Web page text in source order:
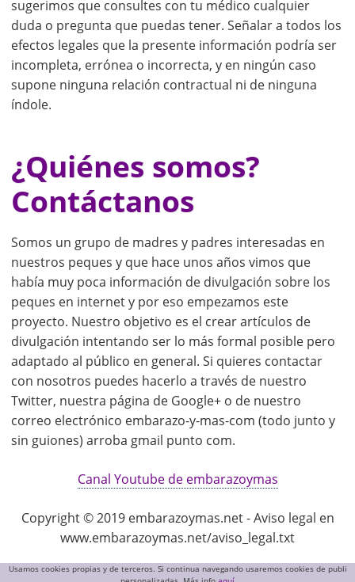
Usamos cookies propias y de terceros. Si continua navegando usaremos cookies de publi
sugerimos que consultes con tu médico cualquier
duda o pregunta que puedas tener. Señalar a todos los
efectos legales que la presente información podría ser
incompleta, errónea o incorrecta, y en ningún caso
supone ninguna relación contractual ni de ninguna
índole.
¿Quiénes somos?
Contáctanos
Somos un grupo de madres y padres interesadas en
nuestros peques y que hace unos años vimos que
había muy poca información de divulgación sobre los
peques en internet y por eso empezamos este
proyecto. Nuestro objetivo es el crear artículos de
divulgación intentando ser lo más formal posible pero
adaptado al público en general. Si quieres contactar
con nosotros puedes hacerlo a través de nuestro
Twitter, nuestra página de Google+ o de nuestro
correo electrónico embarazo-y-mas-com (todo junto y
sin guiones) arroba gmail punto com.
Canal Youtube de embarazoymas
Copyright © 2019 embarazoymas.net - Aviso legal en
www.embarazoymas.net/aviso_legal.txt